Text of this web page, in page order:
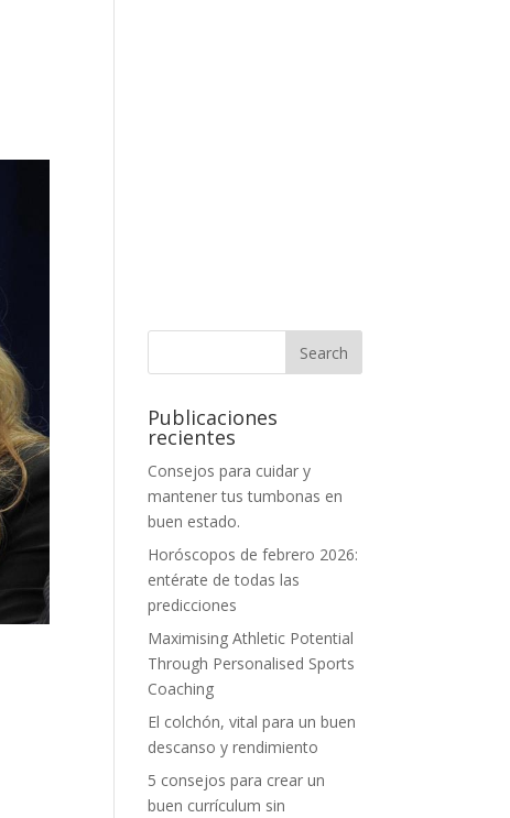
Publicaciones
recientes
Consejos para cuidar y
mantener tus tumbonas en
buen estado.
Horóscopos de febrero 2026:
entérate de todas las
predicciones
Maximising Athletic Potential
Through Personalised Sports
Coaching
El colchón, vital para un buen
descanso y rendimiento
5 consejos para crear un
buen currículum sin